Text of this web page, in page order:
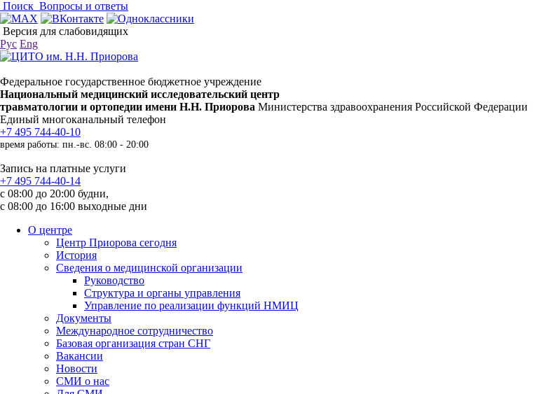
Поиск Вопросы и ответы
Версия для слабовидящих
Рус Eng
Федеральное государственное бюджетное учреждение
Национальный медицинский исследовательский центр
травматологии и ортопедии имени Н.Н. Приорова Министерства здравоохранения Российской Федерации
Единый многоканальный телефон
+7 495 744-40-10
время работы: пн.-вс. 08:00 - 20:00
Запись на платные услуги
+7 495 744-40-14
с 08:00 до 20:00 будни,
с 08:00 до 16:00 выходные дни
О центре
Центр Приорова сегодня
История
Сведения о медицинской организации
Руководство
Структура и органы управления
Управление по реализации функций НМИЦ
Документы
Международное сотрудничество
Базовая организация стран СНГ
Вакансии
Новости
СМИ о нас